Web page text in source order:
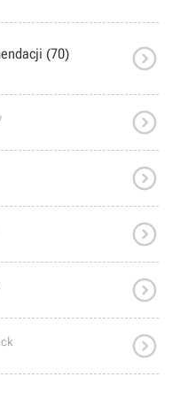
(70) 




